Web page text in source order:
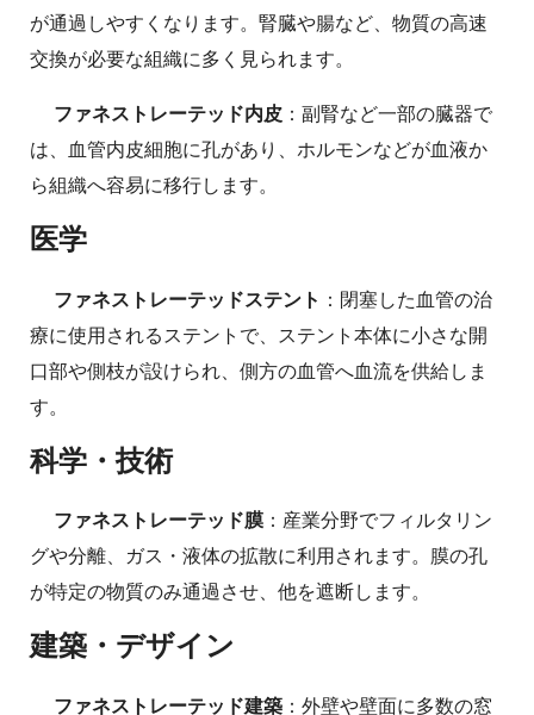
が通過しやすくなります。腎臓や腸など、物質の高速
交換が必要な組織に多く見られます。
ファネストレーテッド内皮 ：副腎など一部の臓器で
は、血管内皮細胞に孔があり、ホルモンなどが血液か
ら組織へ容易に移行します。
医学
ファネストレーテッドステント ：閉塞した血管の治
療に使用されるステントで、ステント本体に小さな開
口部や側枝が設けられ、側方の血管へ血流を供給しま
す。
科学・技術
ファネストレーテッド膜 ：産業分野でフィルタリン
グや分離、ガス・液体の拡散に利用されます。膜の孔
が特定の物質のみ通過させ、他を遮断します。
建築・デザイン
ファネストレーテッド建築 ：外壁や壁面に多数の窓